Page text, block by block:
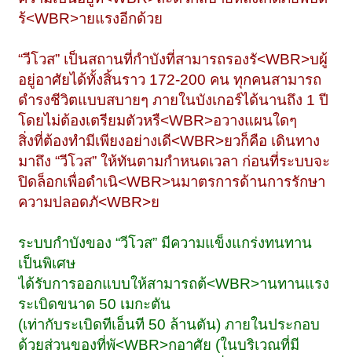
ร้<WBR>ายแรงอีกด้วย
“วีโวส” เป็นสถานที่กำบังที่สามารถรองรั<WBR>บผู้
อยู่อาศัยได้ทั้งสิ้นราว 172-200 คน ทุกคนสามารถ
ดำรงชีวิตแบบสบายๆ ภายในบังเกอร์ได้นานถึง 1 ปี
โดยไม่ต้องเตรียมตัวหรื<WBR>อวางแผนใดๆ
สิ่งที่ต้องทำมีเพียงอย่างเดี<WBR>ยวก็คือ เดินทาง
มาถึง “วีโวส” ให้ทันตามกำหนดเวลา ก่อนที่ระบบจะ
ปิดล็อกเพื่อดำเนิ<WBR>นมาตรการด้านการรักษา
ความปลอดภั<WBR>ย
ระบบกำบังของ “วีโวส” มีความแข็งแกร่งทนทาน
เป็นพิเศษ
ได้รับการออกแบบให้สามารถต้<WBR>านทานแรง
ระเบิดขนาด 50 เมกะตัน
(เท่ากับระเบิดทีเอ็นที 50 ล้านตัน) ภายในประกอบ
ด้วยส่วนของที่พั<WBR>กอาศัย (ในบริเวณที่มี